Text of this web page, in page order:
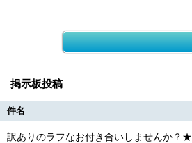
掲示板投稿
件名
訳ありのラフなお付き合いしませんか？★